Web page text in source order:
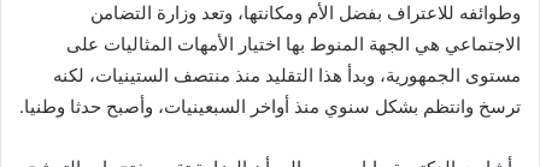
وطوائفه للاعتراف بفضل الأم ومكانتها، وتعد وزارة التضامن
الاجتماعي هي الجهة المنوط بها اختيار الأمهات المثاليات على
مستوى الجمهورية، وبدأ هذا التقليد منذ منتصف الستينيات، لكنه
ترسخ وانتظم بشكل سنوي منذ أواخر السبعينيات، وأصبح حدثا وطنيا.